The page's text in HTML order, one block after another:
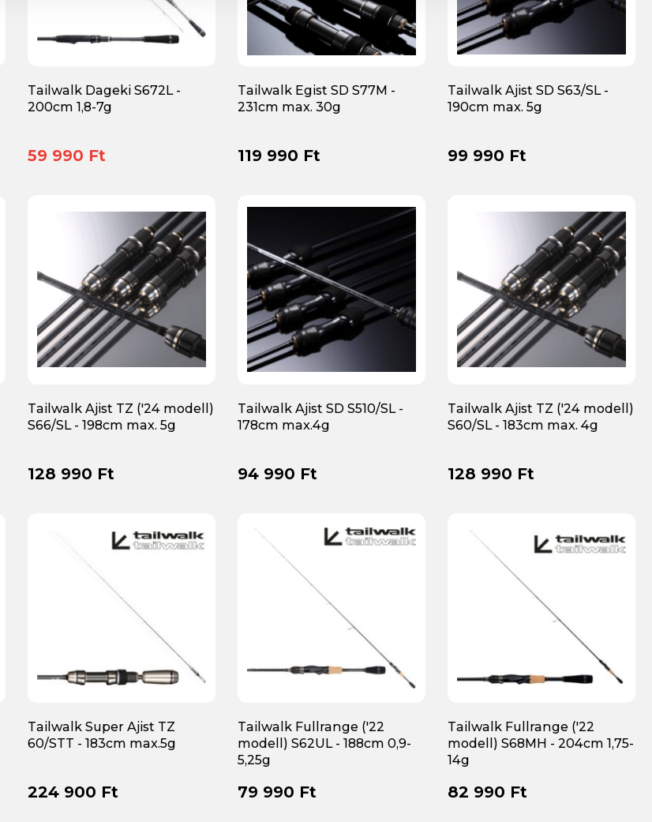
Tailwalk Dageki S672L -
200cm 1,8-7g
59 990 Ft
Tailwalk Egist SD S77M -
231cm max. 30g
119 990 Ft
Tailwalk Ajist SD S63/SL -
190cm max. 5g
99 990 Ft
Tailwalk Ajist TZ ('24 modell)
S66/SL - 198cm max. 5g
128 990 Ft
Tailwalk Ajist SD S510/SL -
178cm max.4g
94 990 Ft
Tailwalk Ajist TZ ('24 modell)
S60/SL - 183cm max. 4g
128 990 Ft
Tailwalk Super Ajist TZ
60/STT - 183cm max.5g
224 900 Ft
Tailwalk Fullrange ('22
modell) S62UL - 188cm 0,9-
5,25g
79 990 Ft
Tailwalk Fullrange ('22
modell) S68MH - 204cm 1,75-
14g
82 990 Ft